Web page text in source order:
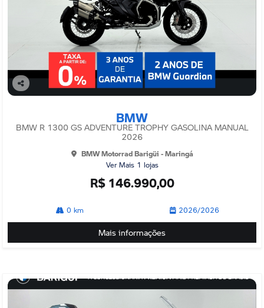
Co
lhe
BMW
BMW R 1300 GS ADVENTURE TROPHY GASOLINA MANUAL
2026
BMW Motorrad Barigüi - Maringá
Ver Mais 1 lojas
R$ 146.990,00
0 km 2026/2026
Mais informações